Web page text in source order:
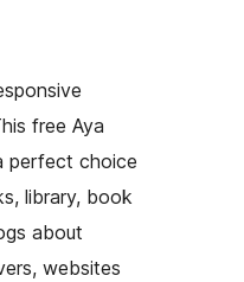
free Aya
perfect choice
library, book
about
websites